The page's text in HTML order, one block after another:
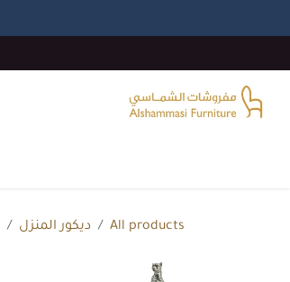
All products ديكور المنزل